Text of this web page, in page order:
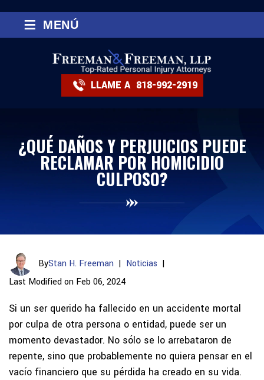
LLAME A 818-992-2919
≡ MENÚ
¿QUÉ DAÑOS Y PERJUICIOS PUEDE
RECLAMAR POR HOMICIDIO
CULPOSO?
ByStan H. Freeman | Noticias |
Last Modified on Feb 06, 2024
Si un ser querido ha fallecido en un accidente mortal
por culpa de otra persona o entidad, puede ser un
momento devastador. No sólo se lo arrebataron de
repente, sino que probablemente no quiera pensar en el
vacío financiero que su pérdida ha creado en su vida.